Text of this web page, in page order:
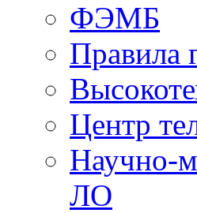
ФЭМБ
Правила
Центр
Научно-
ЛО